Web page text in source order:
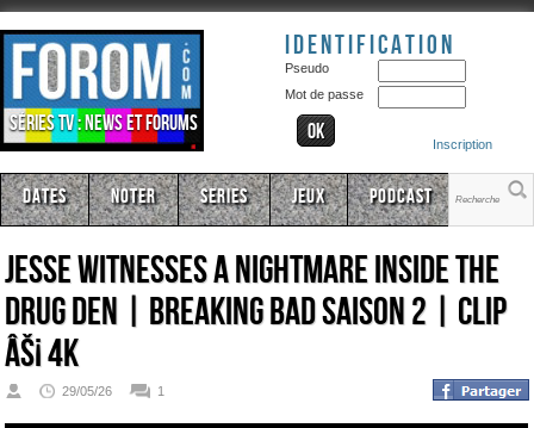
Séries TV : news et forums
Identification
Pseudo
Mot de passe
Inscription
Dates Noter Series Jeux Podcast
Jesse Witnesses A Nightmare Inside The
Drug Den | Breaking Bad Saison 2 | CLIP
âš¡ 4K
29/05/26 1